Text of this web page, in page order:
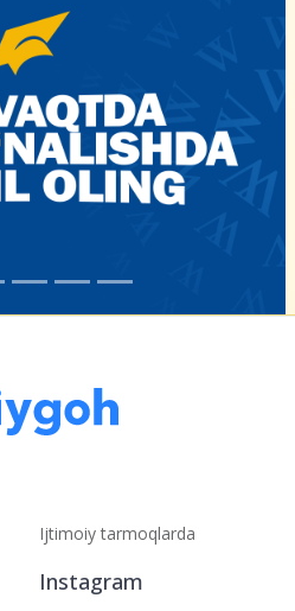
Ijtimoiy tarmoqlarda
Instagram